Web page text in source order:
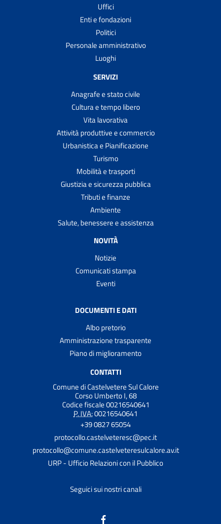
Uffici
Enti e fondazioni
Politici
Personale amministrativo
Luoghi
SERVIZI
Anagrafe e stato civile
Cultura e tempo libero
Vita lavorativa
Attività produttive e commercio
Urbanistica e Pianificazione
Turismo
Mobilità e trasporti
Giustizia e sicurezza pubblica
Tributi e finanze
Ambiente
Salute, benessere e assistenza
NOVITÀ
Notizie
Comunicati stampa
Eventi
DOCUMENTI E DATI
Albo pretorio
Amministrazione trasparente
Piano di miglioramento
CONTATTI
Comune di Castelvetere Sul Calore
Corso Umberto I, 68
Codice fiscale 00216540641
P. IVA:00216540641
+39 0827 65054
protocollo.castelveteresc@pec.it
protocollo@comune.castelveteresulcalore.av.it
URP - Ufficio Relazioni con il Pubblico
Seguici sui nostri canali